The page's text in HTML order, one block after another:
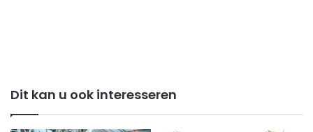
Dit kan u ook interesseren